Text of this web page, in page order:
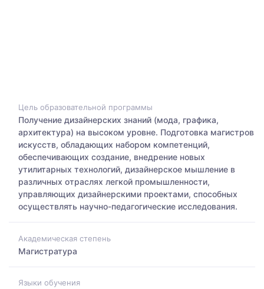
Цель образовательной программы
Получение дизайнерских знаний (мода, графика,
архитектура) на высоком уровне. Подготовка магистров
искусств, обладающих набором компетенций,
обеспечивающих создание, внедрение новых
утилитарных технологий, дизайнерское мышление в
различных отраслях легкой промышленности,
управляющих дизайнерскими проектами, способных
осуществлять научно-педагогические исследования.
Академическая степень
Магистратура
Языки обучения